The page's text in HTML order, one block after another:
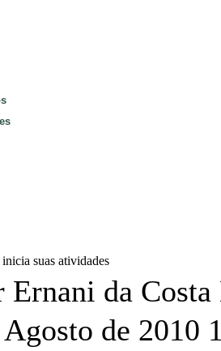
suas atividades
Ernani da
de 2010